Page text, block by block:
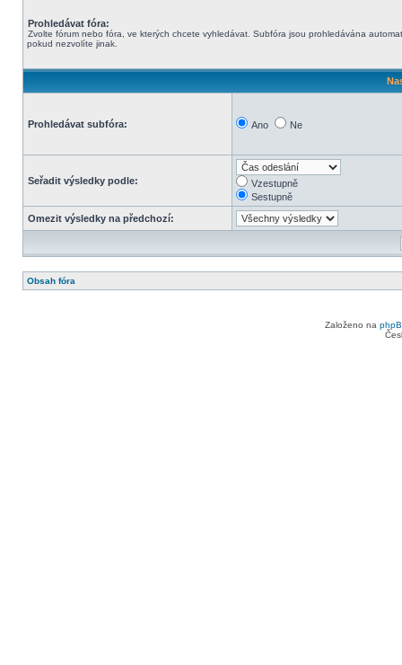
Prohledávat fóra:
Zvolte fórum nebo fóra, ve kterých chcete vyhledávat. Subfóra jsou prohledávána
pokud nezvolíte jinak.
Prohledávat subfóra: Ano Ne
Seřadit výsledky podle:
Vzestupně
Sestupně
Omezit výsledky na předchozí:
Obsah fóra
Založeno na